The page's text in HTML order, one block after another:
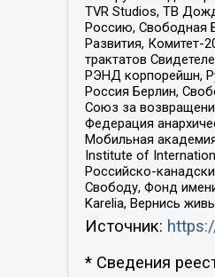
TVR Studios, ТВ
Россию, Свободная
Развития, Комитет-
трактатов
РЭНД корпорейшн,
Россия Берлин,
Союз за
Федерация
Мобильная
Institute of
Российско-
Свободу, Фонд
Karelia, Вернись
Источник:
* Сведения